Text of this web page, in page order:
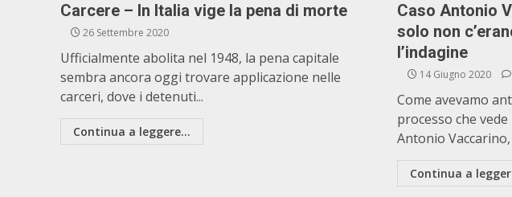
Carcere – In Italia vige la pena di morte
26 Settembre 2020
Ufficialmente abolita nel 1948, la pena capitale
sembra ancora oggi trovare applicazione nelle
carceri, dove i detenuti...
Continua a leggere...
Caso Antonio
solo non
l’indagine
14 Giugno 2020
Come avevamo
processo che
Antonio
Continua a